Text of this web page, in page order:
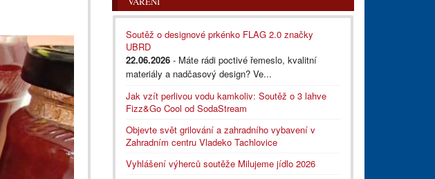
Soutěž o designové prkénko FLAG 2.0 značky
UBRD
22.06.2026 - Máte rádi poctivé řemeslo, kvalitní
materiály a nadčasový design? Ve...
Jak vzít perlivou vodu kamkoliv: Soutěž o 3 lahve
Fizz&Go Cool od SodaStream
Objevte svět grilování a zahradního vybavení v
Zahradním centru Vladeko Tachlovice
Vyhlášení výherců soutěže Milujeme jídlo 2026